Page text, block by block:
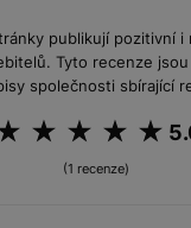
publikují pozitivní i
Tyto recenze
společnosti sbírající
(1 recenze)